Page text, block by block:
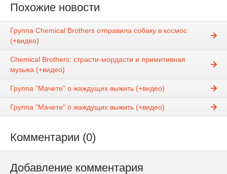
Похожие новости
Группа Chemical Brothers отправила собаку в космос
(+видео)
Chemical Brothers: страсти-мордасти и примитивная
музыка (+видео)
Группа "Мачете" о жаждущих выжить (+видео)
Группа "Мачете" о жаждущих выжить (+видео)
Комментарии (0)
Добавление комментария